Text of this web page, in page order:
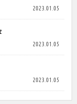
2023.01.05
2023.01.05
2023.01.05